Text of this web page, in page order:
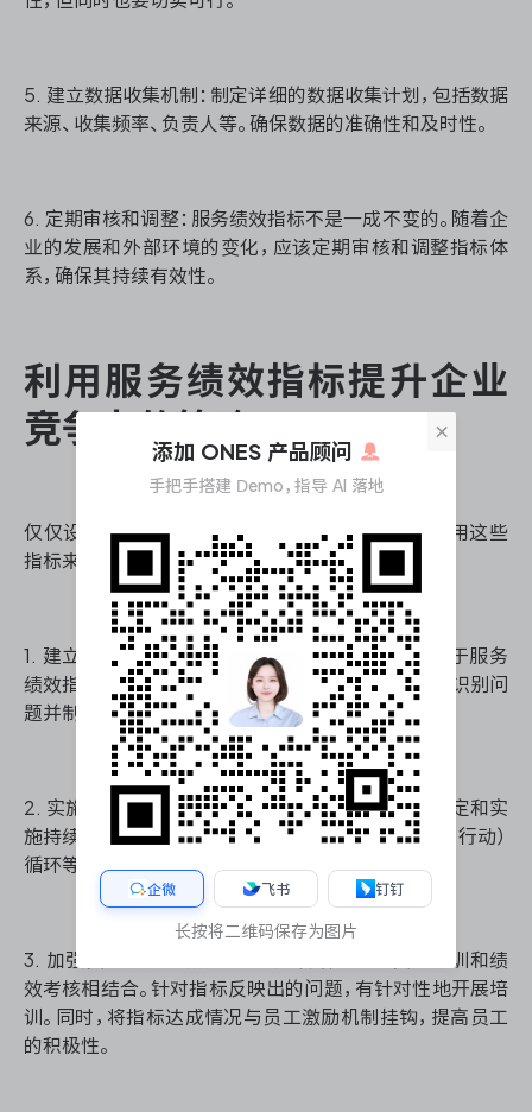
5. 建立数据收集机制：制定详细的数据收集计划，包括数据
来源、收集频率、负责人等。确保数据的准确性和及时性。
6. 定期审核和调整：服务绩效指标不是一成不变的。随着企
业的发展和外部环境的变化，应该定期审核和调整指标体
系，确保其持续有效性。
利用服务绩效指标提升企业
竞争力的策略
仅仅设立服务绩效指标是不够的，关键在于如何利用这些
指标来提升企业的竞争力。以下是一些有效的策略：
1. 建立数据驱动的决策文化：鼓励管理层和员工基于服务
绩效指标数据进行决策。通过定期的数据分析会议，识别问
题并制定改进计划。
2. 实施持续改进机制：根据服务绩效指标的表现，制定和实
施持续改进计划。可以采用PDCA（计划-执行-检查-行动）
循环等方法，不断优化服务流程和质量。
3. 加强员工培训和激励：将服务绩效指标与员工培训和绩
效考核相结合。针对指标反映出的问题，有针对性地开展培
训。同时，将指标达成情况与员工激励机制挂钩，提高员工
的积极性。
×
添加 ONES 产品顾问
手把手搭建 Demo，指导 AI 落地
企微 飞书 钉钉
长按将二维码保存为图片